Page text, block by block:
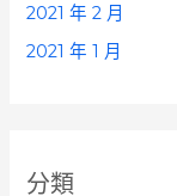
2021 年 2 月
2021 年 1 月
分類